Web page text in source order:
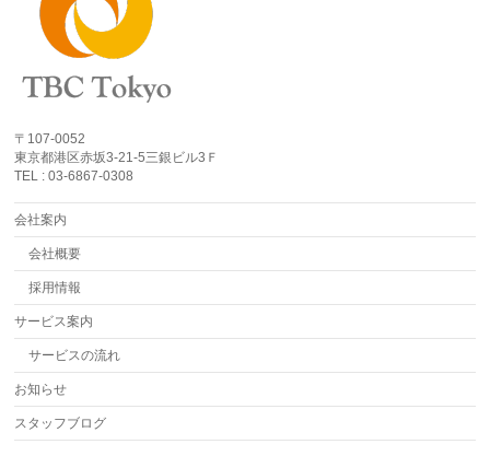
〒107-0052
東京都港区赤坂3-21-5三銀ビル3Ｆ
TEL : 03-6867-0308
会社案内
会社概要
採用情報
サービス案内
サービスの流れ
お知らせ
スタッフブログ